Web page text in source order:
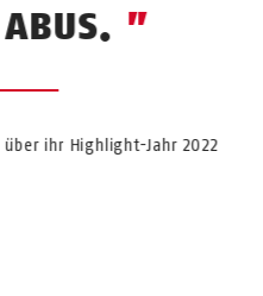
ihr Highlight-Jahr 2022